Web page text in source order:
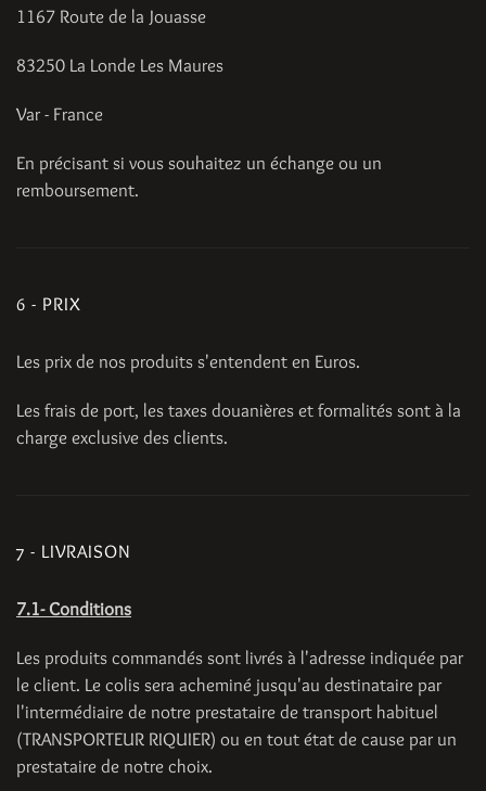
1167 Route de la Jouasse
83250 La Londe Les Maures
Var - France
En précisant si vous souhaitez un échange ou un
remboursement.
6 - PRIX
Les prix de nos produits s'entendent en Euros.
Les frais de port, les taxes douanières et formalités sont à la
charge exclusive des clients.
7 - LIVRAISON
7.1- Conditions
Les produits commandés sont livrés à l'adresse indiquée par
le client. Le colis sera acheminé jusqu'au destinataire par
l'intermédiaire de notre prestataire de transport habituel
(TRANSPORTEUR RIQUIER) ou en tout état de cause par un
prestataire de notre choix.